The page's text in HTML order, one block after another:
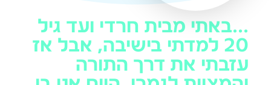
...באתי מבית חרדי ועד גיל
20 למדתי בישיבה, אבל אז
עזבתי את דרך התורה